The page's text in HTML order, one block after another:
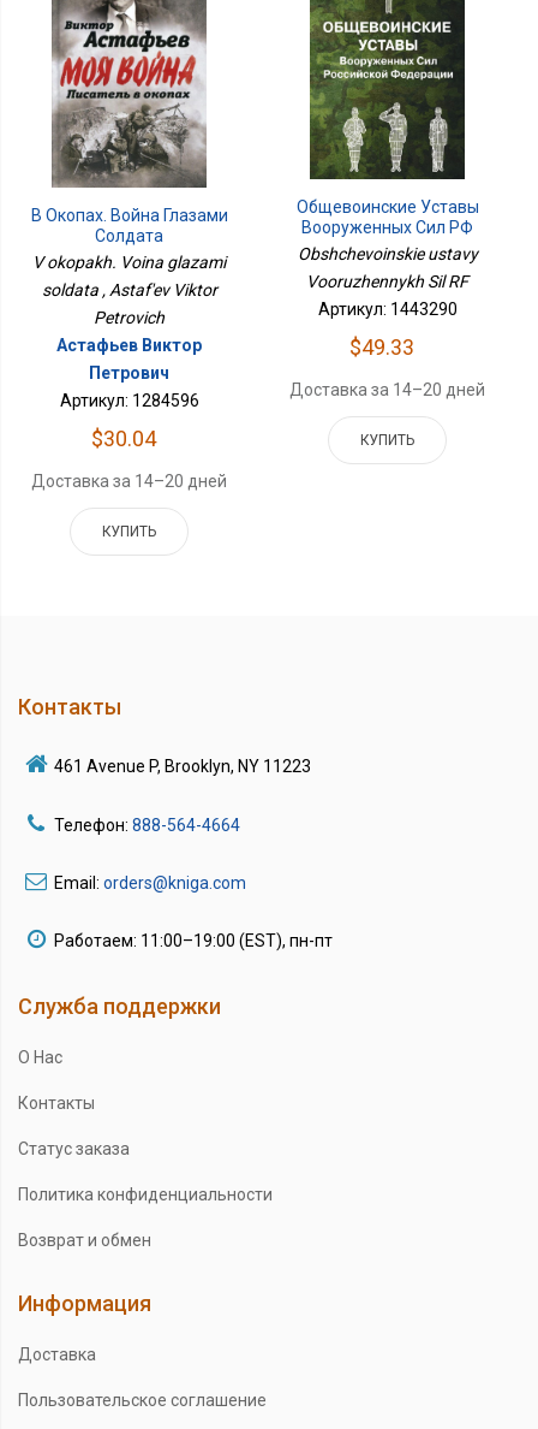
В Окопах. Война Глазами
Солдата
V okopakh. Voina glazami
soldata , Astaf'ev Viktor
Petrovich
Астафьев Виктор
Петрович
Артикул: 1284596
$30.04
Доставка за 14–20 дней
КУПИТЬ
Общевоинские Уставы
Вооруженных Сил РФ
Obshchevoinskie ustavy
Vooruzhennykh Sil RF
Артикул: 1443290
$49.33
Доставка за 14–20 дней
КУПИТЬ
Контакты
461 Avenue P, Brooklyn, NY 11223
Телефон: 888-564-4664
Email: orders@kniga.com
Работаем: 11:00–19:00 (EST), пн-пт
Служба поддержки
О Нас
Контакты
Статус заказа
Политика конфиденциальности
Возврат и обмен
Информация
Доставка
Пользовательское соглашение